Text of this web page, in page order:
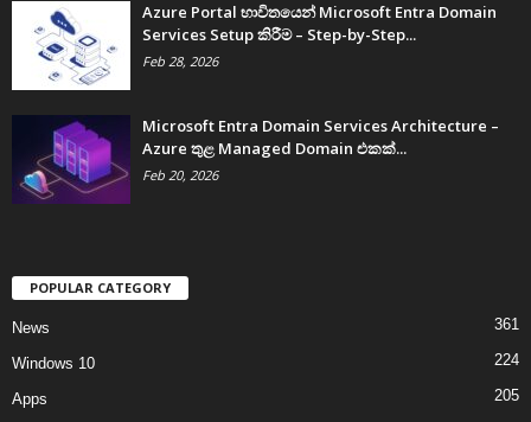
Azure Portal භාවිතයෙන් Microsoft Entra Domain
Services Setup කිරීම – Step-by-Step...
Feb 28, 2026
Microsoft Entra Domain Services Architecture –
Azure තුළ Managed Domain එකක්...
Feb 20, 2026
POPULAR CATEGORY
News 361
Windows 10 224
Apps 205